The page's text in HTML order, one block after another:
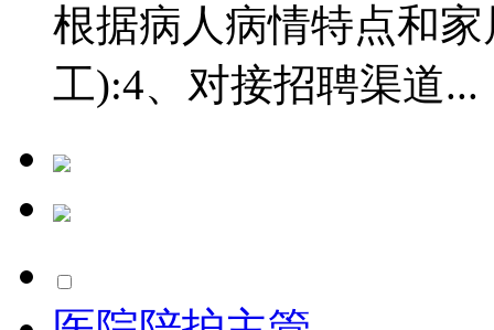
根据病人病情特点和
工):4、对接招聘渠道...